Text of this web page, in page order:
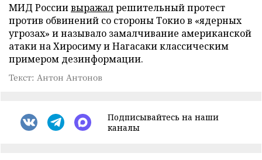
МИД Россиивыражалрешительный протест
против обвинений со стороны Токио в «ядерных
угрозах» и называло замалчивание американской
атаки на Хиросиму и Нагасаки классическим
примером дезинформации.
Текст: Антон Антонов
Подписывайтесь на наши
каналы